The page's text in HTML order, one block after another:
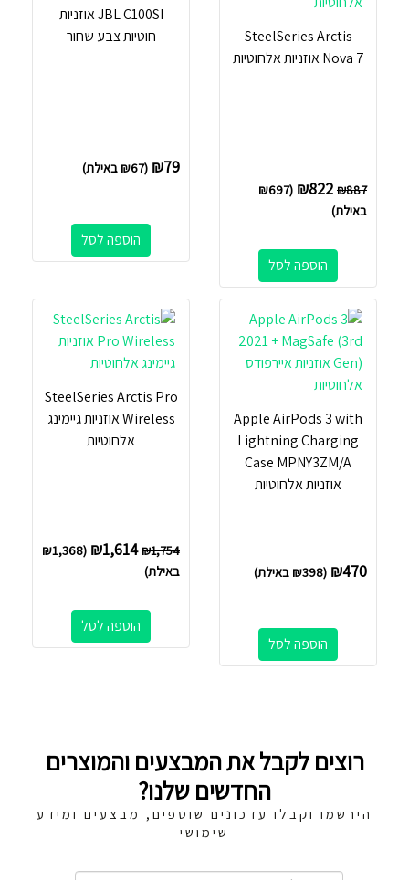
SteelSeries Arctis
Nova 7 אוזניות ‏אלחוטיות
₪887
₪822
(
₪697
באילת)
הוספה לסל
JBL C100SI אוזניות
חוטיות צבע שחור
₪79
(
₪67 באילת)
הוספה לסל
Apple AirPods 3 with
Lightning Charging
Case MPNY3ZM/A
אוזניות אלחוטיות
₪470
(
₪398 באילת)
הוספה לסל
SteelSeries Arctis Pro
Wireless אוזניות גיימינג
אלחוטיות
₪1,754
₪1,614
(
₪1,368
באילת)
הוספה לסל
רוצים לקבל את המבצעים והמוצרים
החדשים שלנו?
הירשמו וקבלו עדכונים שוטפים, מבצעים ומידע
שימושי